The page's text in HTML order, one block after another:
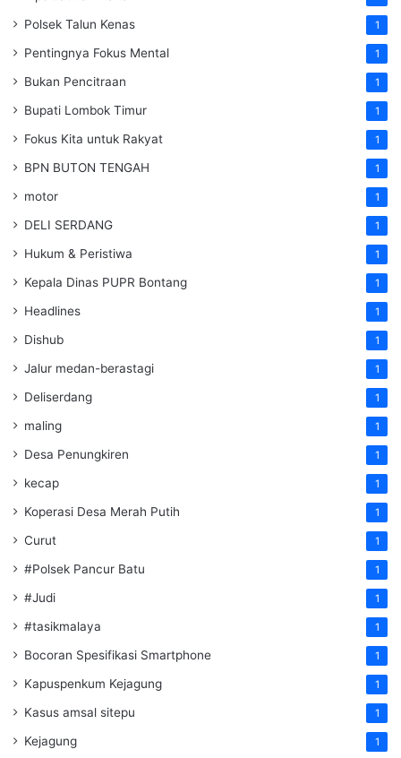
Polsek Talun Kenas 1
Pentingnya Fokus Mental 1
Bukan Pencitraan 1
Bupati Lombok Timur 1
Fokus Kita untuk Rakyat 1
BPN BUTON TENGAH 1
motor 1
DELI SERDANG 1
Hukum & Peristiwa 1
Kepala Dinas PUPR Bontang 1
Headlines 1
Dishub 1
Jalur medan-berastagi 1
Deliserdang 1
maling 1
Desa Penungkiren 1
kecap 1
Koperasi Desa Merah Putih 1
Curut 1
#Polsek Pancur Batu 1
#Judi 1
#tasikmalaya 1
Bocoran Spesifikasi Smartphone 1
Kapuspenkum Kejagung 1
Kasus amsal sitepu 1
Kejagung 1